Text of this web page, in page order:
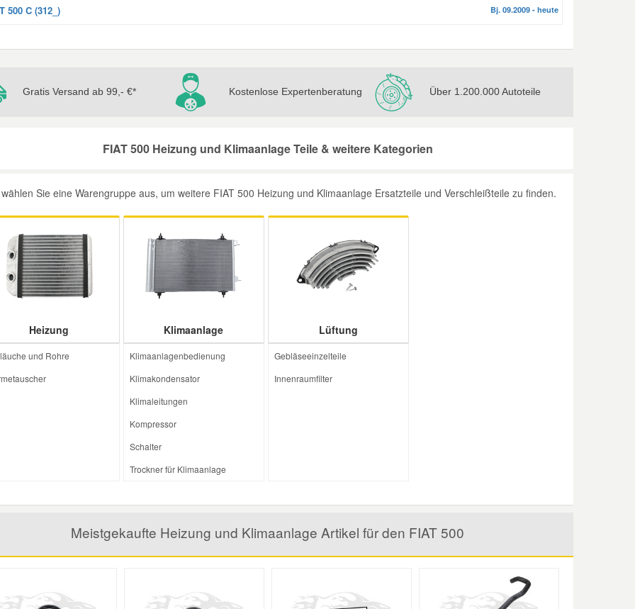
500 C (312_) Bj. 09.2009 - heute
Gratis Versand ab 99,- €* Kostenlose Expertenberatung Über 1.200.000 Autoteile
FIAT 500 Heizung und Klimaanlage Teile & weitere Kategorien
Sie eine Warengruppe aus, um weitere FIAT 500 Heizung und Klimaanlage Ersatzteile und Verschleißteile zu finden.
Heizung
und Rohre
Klimaanlage
Klimaanlagenbedienung
Klimakondensator
Klimaleitungen
Kompressor
Schalter
Trockner für Klimaanlage
Lüftung
Gebläseeinzelteile
Innenraumfilter
Meistgekaufte Heizung und Klimaanlage Artikel für den FIAT 500